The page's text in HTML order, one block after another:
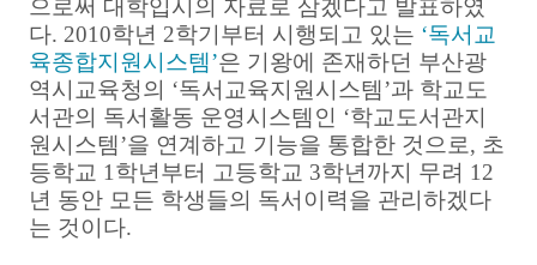
으로써 대학입시의 자료로 삼겠다고 발표하였
다. 2010학년 2학기부터 시행되고 있는 ‘독서교
육종합지원시스템’은 기왕에 존재하던 부산광
역시교육청의 ‘독서교육지원시스템’과 학교도
서관의 독서활동 운영시스템인 ‘학교도서관지
원시스템’을 연계하고 기능을 통합한 것으로, 초
등학교 1학년부터 고등학교 3학년까지 무려 12
년 동안 모든 학생들의 독서이력을 관리하겠다
는 것이다.